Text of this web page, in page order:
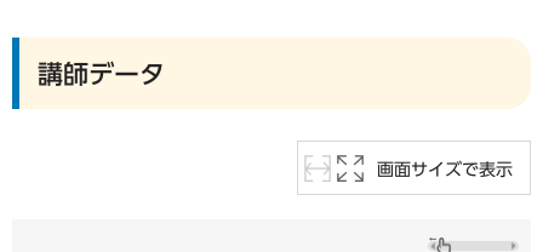
講師データ
画面サイズで表示